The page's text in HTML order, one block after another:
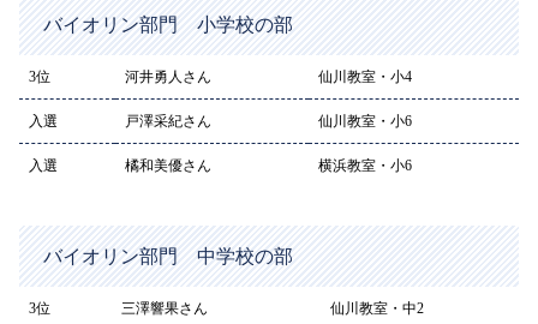
バイオリン部門 小学校の部
3位 河井勇人さん 仙川教室・小4
入選 戸澤采紀さん 仙川教室・小6
入選 橘和美優さん 横浜教室・小6
バイオリン部門 中学校の部
3位 三澤響果さん 仙川教室・中2